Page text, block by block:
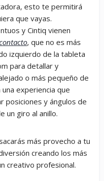
esto te permitirá
que vayas.
y Cintiq vienen
, que no es más
izquierdo de la tableta
para detallar y
o más pequeño de
experiencia que
posiciones y ángulos de
un giro al anillo.
más provecho a tu
creando los más
creativo profesional.